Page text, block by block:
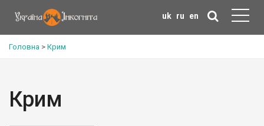
uk ru en
Головна > Крим
Крим